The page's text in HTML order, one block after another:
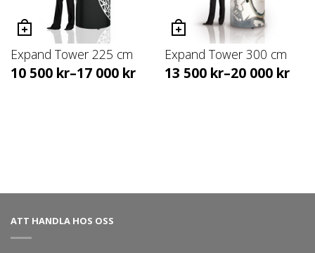
Expand Tower 225 cm
10 500 kr–17 000 kr
Expand Tower 300 cm
13 500 kr–20 000 kr
ATT HANDLA HOS OSS